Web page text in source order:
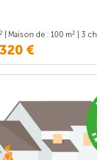
2 | Maison de : 100 m2
| 3 ch.
€